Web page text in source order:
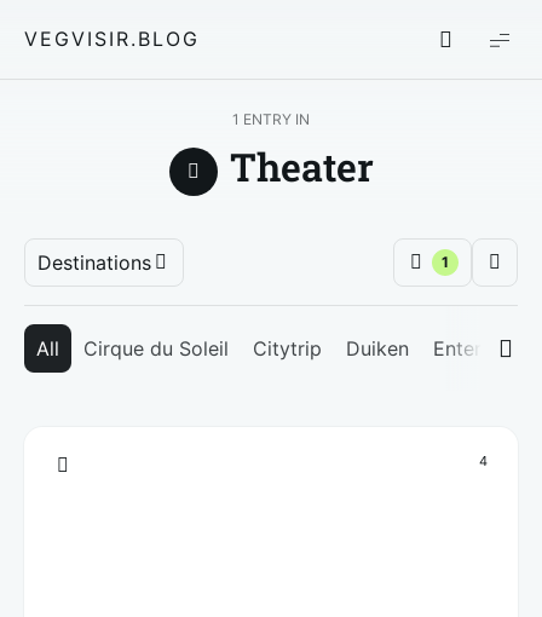
VEGVISIR.BLOG
1 ENTRY IN
Theater
Destinations
All Cirque du Soleil Citytrip Duiken
1
4